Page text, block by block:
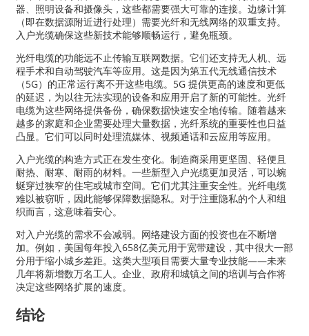
器、照明设备和摄像头，这些都需要强大可靠的连接。边缘计算
（即在数据源附近进行处理）需要光纤和无线网络的双重支持。
入户光缆确保这些新技术能够顺畅运行，避免瓶颈。
光纤电缆的功能远不止传输互联网数据。它们还支持无人机、远
程手术和自动驾驶汽车等应用。这是因为第五代无线通信技术
（5G）的正常运行离不开这些电缆。5G 提供更高的速度和更低
的延迟，为以往无法实现的设备和应用开启了新的可能性。光纤
电缆为这些网络提供备份，确保数据快速安全地传输。随着越来
越多的家庭和企业需要处理大量数据，光纤系统的重要性也日益
凸显。它们可以同时处理流媒体、视频通话和云应用等应用。
入户光缆的构造方式正在发生变化。制造商采用更坚固、轻便且
耐热、耐寒、耐雨的材料。一些新型入户光缆更加灵活，可以蜿
蜒穿过狭窄的住宅或城市空间。它们尤其注重安全性。光纤电缆
难以被窃听，因此能够保障数据隐私。对于注重隐私的个人和组
织而言，这意味着安心。
对入户光缆的需求不会减弱。网络建设方面的投资也在不断增
加。例如，美国每年投入658亿美元用于宽带建设，其中很大一部
分用于缩小城乡差距。这类大型项目需要大量专业技能——未来
几年将新增数万名工人。企业、政府和城镇之间的培训与合作将
决定这些网络扩展的速度。
结论